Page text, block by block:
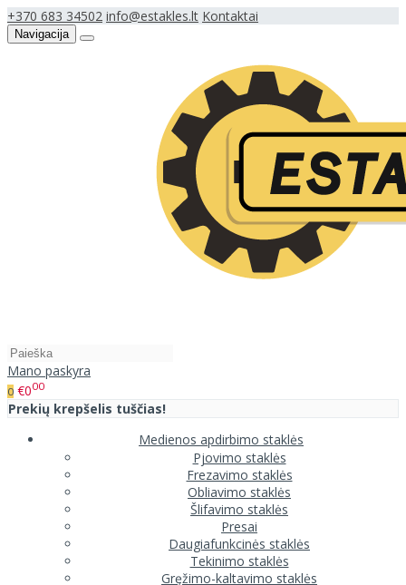
+370 683 34502 info@estakles.lt Kontaktai
Navigacija
Mano paskyra
0 €000
Prekių krepšelis tuščias!
Medienos apdirbimo staklės
Pjovimo staklės
Frezavimo staklės
Obliavimo staklės
Šlifavimo staklės
Presai
Daugiafunkcinės staklės
Tekinimo staklės
Gręžimo-kaltavimo staklės